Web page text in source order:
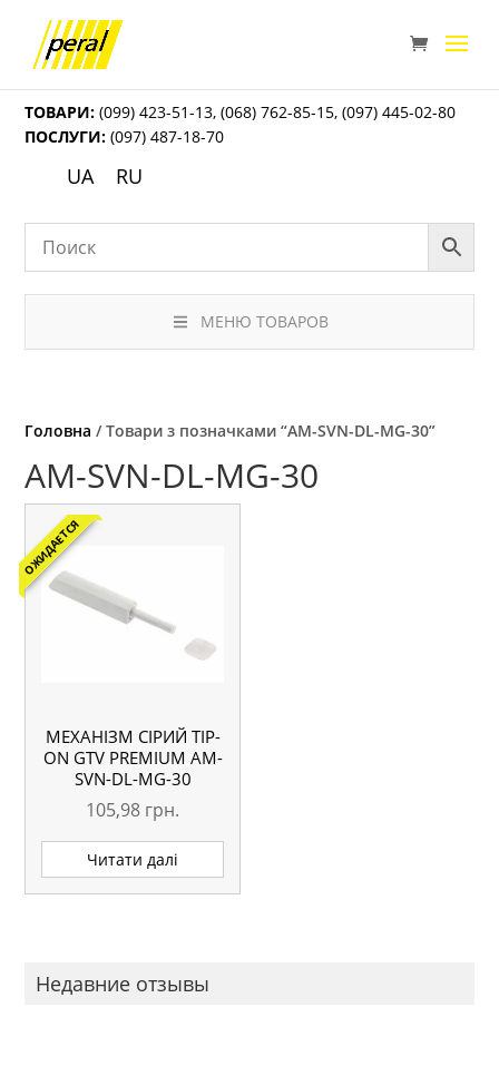
ТОВАРИ: (099) 423-51-13,(068) 762-85-15,(097) 445-02-80
ПОСЛУГИ: (097) 487-18-70
UA RU
МЕНЮ ТОВАРОВ
Головна / Товари з позначками “AM-SVN-DL-MG-30”
AM-SVN-DL-MG-30
ОЖИДАЕТСЯ
МЕХАНІЗМ СІРИЙ TIP-
ON GTV PREMIUM АМ-
SVN-DL-MG-30
105,98 грн.
Читати далі
Недавние отзывы